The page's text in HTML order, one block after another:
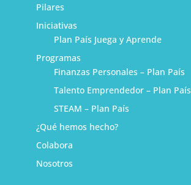
Pilares
Iniciativas
Plan País Juega y Aprende
Programas
Finanzas Personales – Plan País
Talento Emprendedor – Plan País
STEAM – Plan País
¿Qué hemos hecho?
Colabora
Nosotros